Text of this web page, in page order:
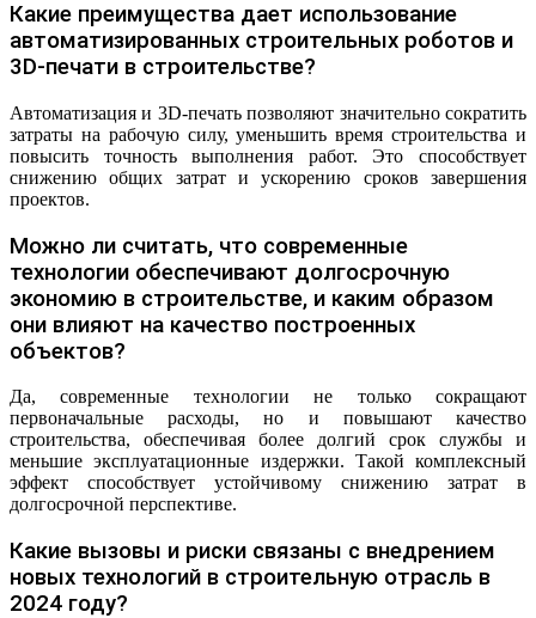
Какие преимущества дает использование
автоматизированных строительных роботов и
3D-печати в строительстве?
Автоматизация и 3D-печать позволяют значительно сократить
затраты на рабочую силу, уменьшить время строительства и
повысить точность выполнения работ. Это способствует
снижению общих затрат и ускорению сроков завершения
проектов.
Можно ли считать, что современные
технологии обеспечивают долгосрочную
экономию в строительстве, и каким образом
они влияют на качество построенных
объектов?
Да, современные технологии не только сокращают
первоначальные расходы, но и повышают качество
строительства, обеспечивая более долгий срок службы и
меньшие эксплуатационные издержки. Такой комплексный
эффект способствует устойчивому снижению затрат в
долгосрочной перспективе.
Какие вызовы и риски связаны с внедрением
новых технологий в строительную отрасль в
2024 году?